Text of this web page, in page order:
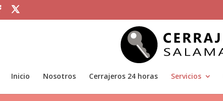
Inicio Nosotros Cerrajeros 24 horas Servicios